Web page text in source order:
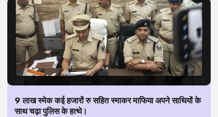
9 लाख स्मेक कई हजारों रु सहित स्माकर माफिया अपने साथियों के
साथ चढ़ा पुलिस के हत्थे।